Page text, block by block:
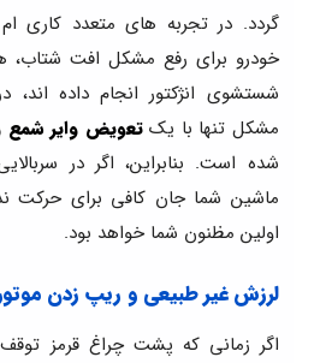
گردد. در تجربه های متعدد کاری
خودرو برای رفع مشکل افت شتاب،
شستشوی انژکتور انجام داده
مشکل تنها با یکتعویض وایر شمع
شده است. بنابراین، اگر در
ماشین شما جان کافی برای حرکت
اولین مظنون شما خواهد بود.
لرزش غیر طبیعی و ریپ زدن
اگر زمانی که پشت چراغ قرمز